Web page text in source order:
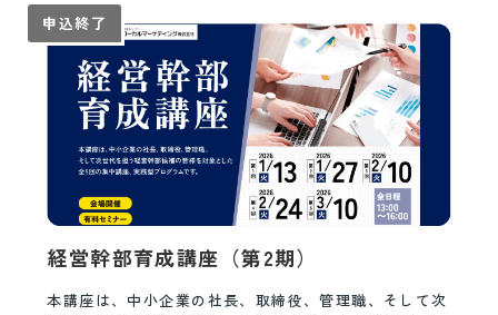
申込終了
経営幹部育成講座（第2期）
本講座は、中小企業の社長、取締役、管理職、そして次